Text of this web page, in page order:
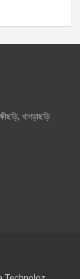
খাগড়াছড়ি